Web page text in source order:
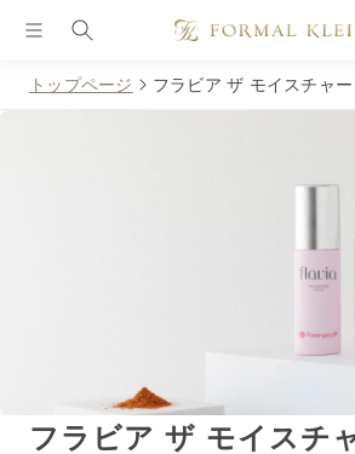
トップページ フラビア ザ モイスチャー
フラビア ザ モイスチ